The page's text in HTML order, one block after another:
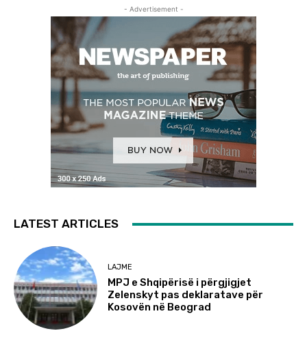
- Advertisement -
LATEST ARTICLES
LAJME
MPJ e Shqipërisë i përgjigjet
Zelenskyt pas deklaratave për
Kosovën në Beograd